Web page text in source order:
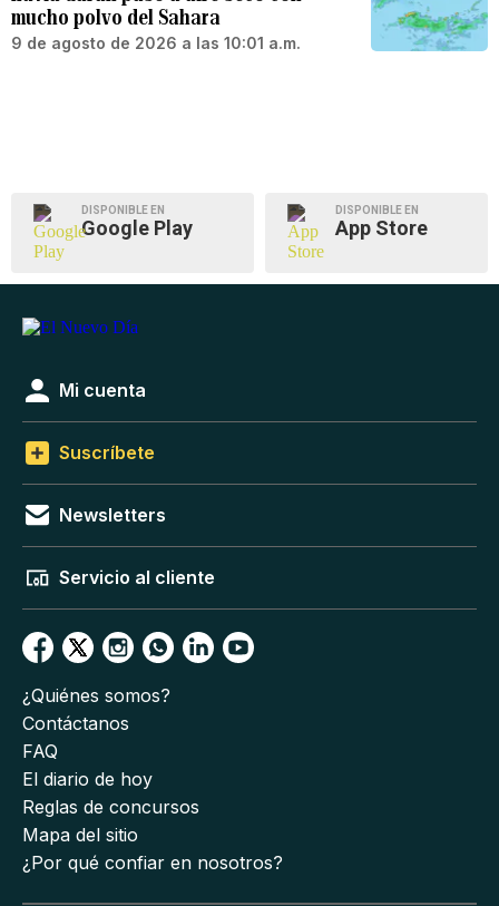
mucho polvo del Sahara
9 de agosto de 2026 a las 10:01 a.m.
DISPONIBLE EN
Google Play
DISPONIBLE EN
App Store
Mi cuenta
Suscríbete
Newsletters
Servicio al cliente
¿Quiénes somos?
Contáctanos
FAQ
El diario de hoy
Reglas de concursos
Mapa del sitio
¿Por qué confiar en nosotros?